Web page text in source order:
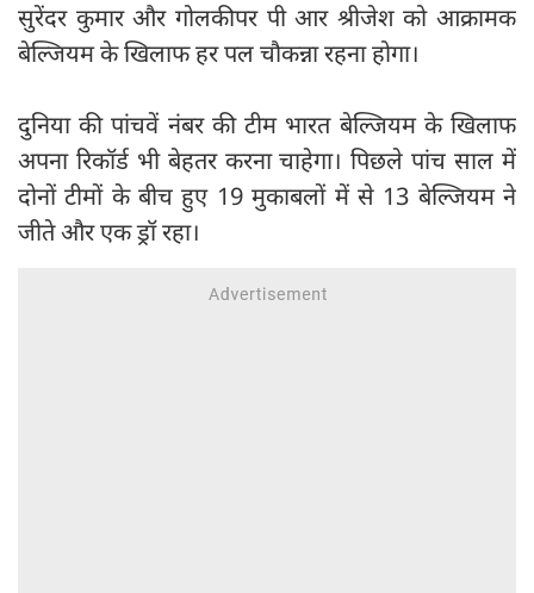
सुरेंदर कुमार और गोलकीपर पी आर श्रीजेश को आक्रामक
बेल्जियम के खिलाफ हर पल चौकन्ना रहना होगा।
दुनिया की पांचवें नंबर की टीम भारत बेल्जियम के खिलाफ
अपना रिकॉर्ड भी बेहतर करना चाहेगा। पिछले पांच साल में
दोनों टीमों के बीच हुए 19 मुकाबलों में से 13 बेल्जियम ने
जीते और एक ड्रॉ रहा।